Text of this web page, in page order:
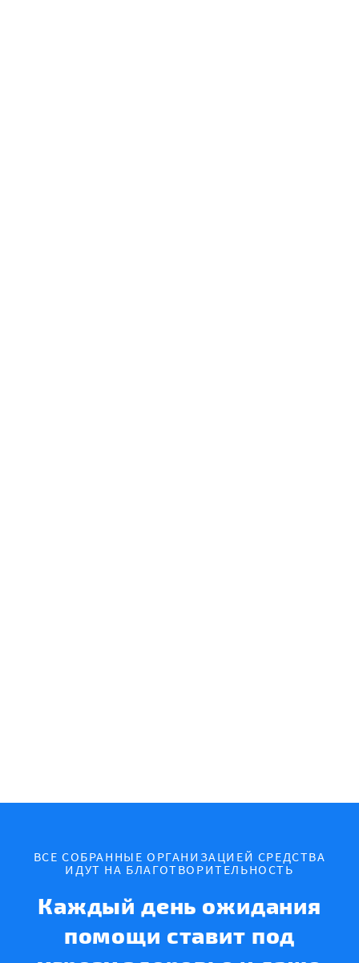
ВСЕ СОБРАННЫЕ ОРГАНИЗАЦИЕЙ СРЕДСТВА
ИДУТ НА БЛАГОТВОРИТЕЛЬНОСТЬ
Каждый день ожидания
помощи ставит под